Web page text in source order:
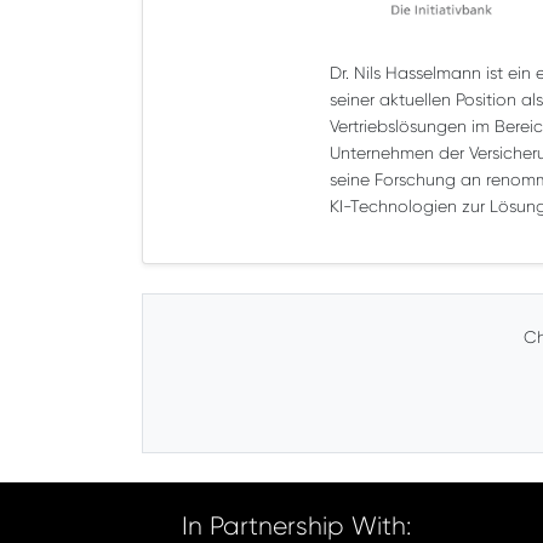
Dr. Nils Hasselmann ist
seiner aktuellen Position
Vertriebslösungen im
Unternehmen der
seine Forschung an
KI-Technologien zur
In Partnership With: